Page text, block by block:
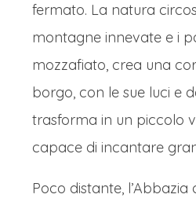
fermato. La natura
montagne innevate e i
mozzafiato, crea una
borgo, con le sue luci e
trasforma in un piccolo
capace di incantare
Poco distante, l’Abbazia